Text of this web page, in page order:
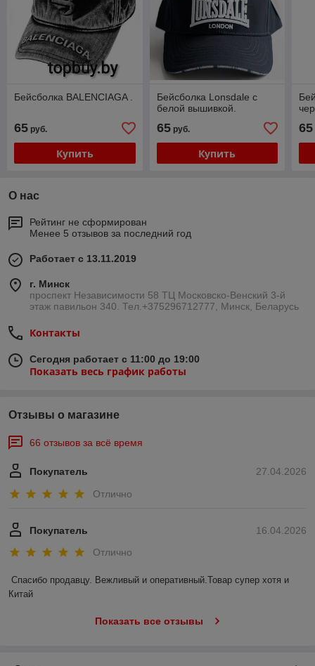
Бейсболка BALENCIAGA .
65 руб.
Купить
Бейсболка Lonsdale с
белой вышивкой.
65руб.
Купить
65
О нас
Рейтинг не сформирован
Менее 5 отзывов за последний год
Работает с 13.11.2019
г. Минск
проспект Независимости 58 ТЦ Московско-Венский 3-й
этаж павильон 340. Тел.+375296712777, Минск, Беларусь
Контакты
Сегодня работает с 11:00 до 19:00
Показать весь график работы
Отзывы о магазине
66 отзывов за всё время
27.04.2026
Покупатель
Отлично
16.04.2026
Покупатель
Отлично
Спасибо продавцу. Вежливый и оперативный.Товар супер хотя и
Китай
Показать все отзывы